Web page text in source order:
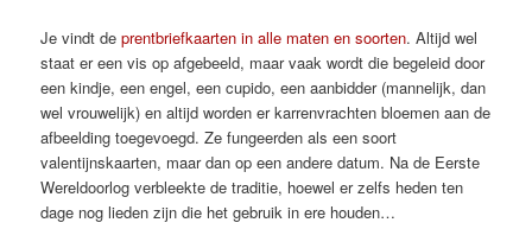
Je vindt deprentbriefkaarten in alle maten en soorten. Altijd wel
staat er een vis op afgebeeld, maar vaak wordt die begeleid door
een kindje, een engel, een cupido, een aanbidder (mannelijk, dan
wel vrouwelijk) en altijd worden er karrenvrachten bloemen aan de
afbeelding toegevoegd. Ze fungeerden als een soort
valentijnskaarten, maar dan op een andere datum. Na de Eerste
Wereldoorlog verbleekte de traditie, hoewel er zelfs heden ten
dage nog lieden zijn die het gebruik in ere houden…